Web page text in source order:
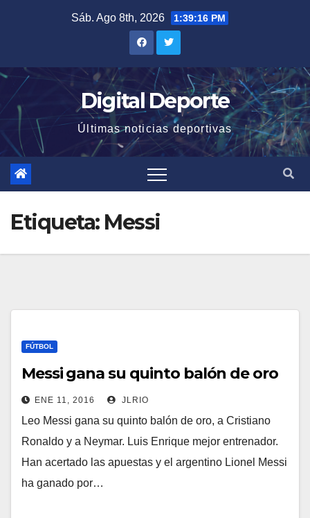
Sáb. Ago 8th, 2026 1:39:17 PM
Digital Deporte
Últimas noticias deportivas
Etiqueta: Messi
FÚTBOL
Messi gana su quinto balón de oro
ENE 11, 2016 JLRIO
Leo Messi gana su quinto balón de oro, a Cristiano
Ronaldo y a Neymar. Luis Enrique mejor entrenador.
Han acertado las apuestas y el argentino Lionel Messi
ha ganado por…